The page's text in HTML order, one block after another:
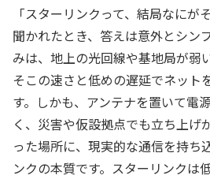
「スターリンクって、結局なにが
聞かれたとき、答えは意外とシン
みは、地上の光回線や基地局が弱
そこの速さと低めの遅延でネット
す。しかも、アンテナを置いて電
く、災害や仮設拠点でも立ち上げ
った場所に、現実的な通信を持ち
ンクの本質です。スターリンクは